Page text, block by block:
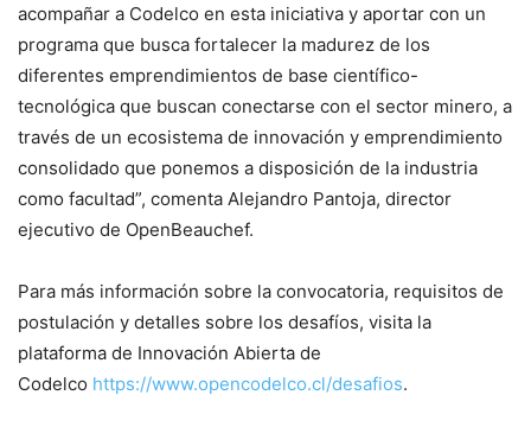
acompañar a Codelco en esta iniciativa y aportar con un
programa que busca fortalecer la madurez de los
diferentes emprendimientos de base científico-
tecnológica que buscan conectarse con el sector minero, a
través de un ecosistema de innovación y emprendimiento
consolidado que ponemos a disposición de la industria
como facultad”, comenta Alejandro Pantoja, director
ejecutivo de OpenBeauchef.
Para más información sobre la convocatoria, requisitos de
postulación y detalles sobre los desafíos, visita la
plataforma de Innovación Abierta de
Codelco https://www.opencodelco.cl/desafios.